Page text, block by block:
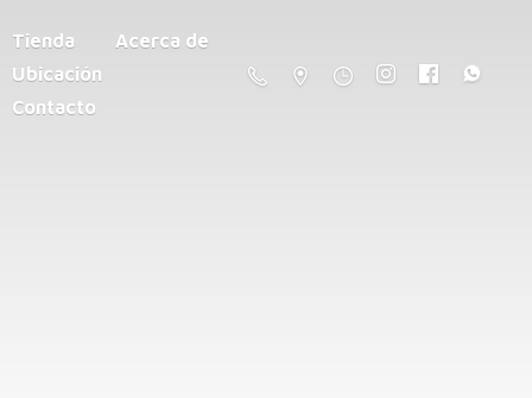
Tienda
Acerca de
Ubicación
Contacto